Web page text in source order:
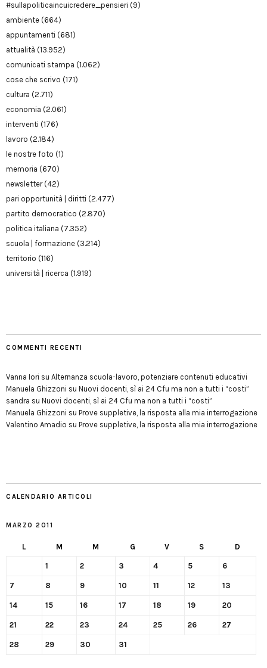
#sullapoliticaincuicredere_pensieri (9)
ambiente (664)
appuntamenti (681)
attualità (13.952)
comunicati stampa (1.062)
cose che scrivo (171)
cultura (2.711)
economia (2.061)
interventi (176)
lavoro (2.184)
le nostre foto (1)
memoria (670)
newsletter(42)
pari opportunità | diritti (2.477)
partito democratico (2.870)
politica italiana (7.352)
scuola | formazione (3.214)
territorio (116)
università | ricerca (1.919)
COMMENTI RECENTI
Vanna Iori su Alternanza scuola-lavoro, potenziare contenuti educativi
Manuela Ghizzoni su Nuovi docenti, sì ai 24 Cfu ma non a tutti i “costi”
sandra su Nuovi docenti, sì ai 24 Cfu ma non a tutti i “costi”
Manuela Ghizzoni su Prove suppletive, la risposta alla mia interrogazione
Valentino Amadio su Prove suppletive, la risposta alla mia interrogazione
CALENDARIO ARTICOLI
MARZO 2011
L M M G V S D
1 2 3 4 5 6
7 8 9 10 11 12 13
14 15 16 17 18 19 20
21 22 23 24 25 26 27
28 29 30 31